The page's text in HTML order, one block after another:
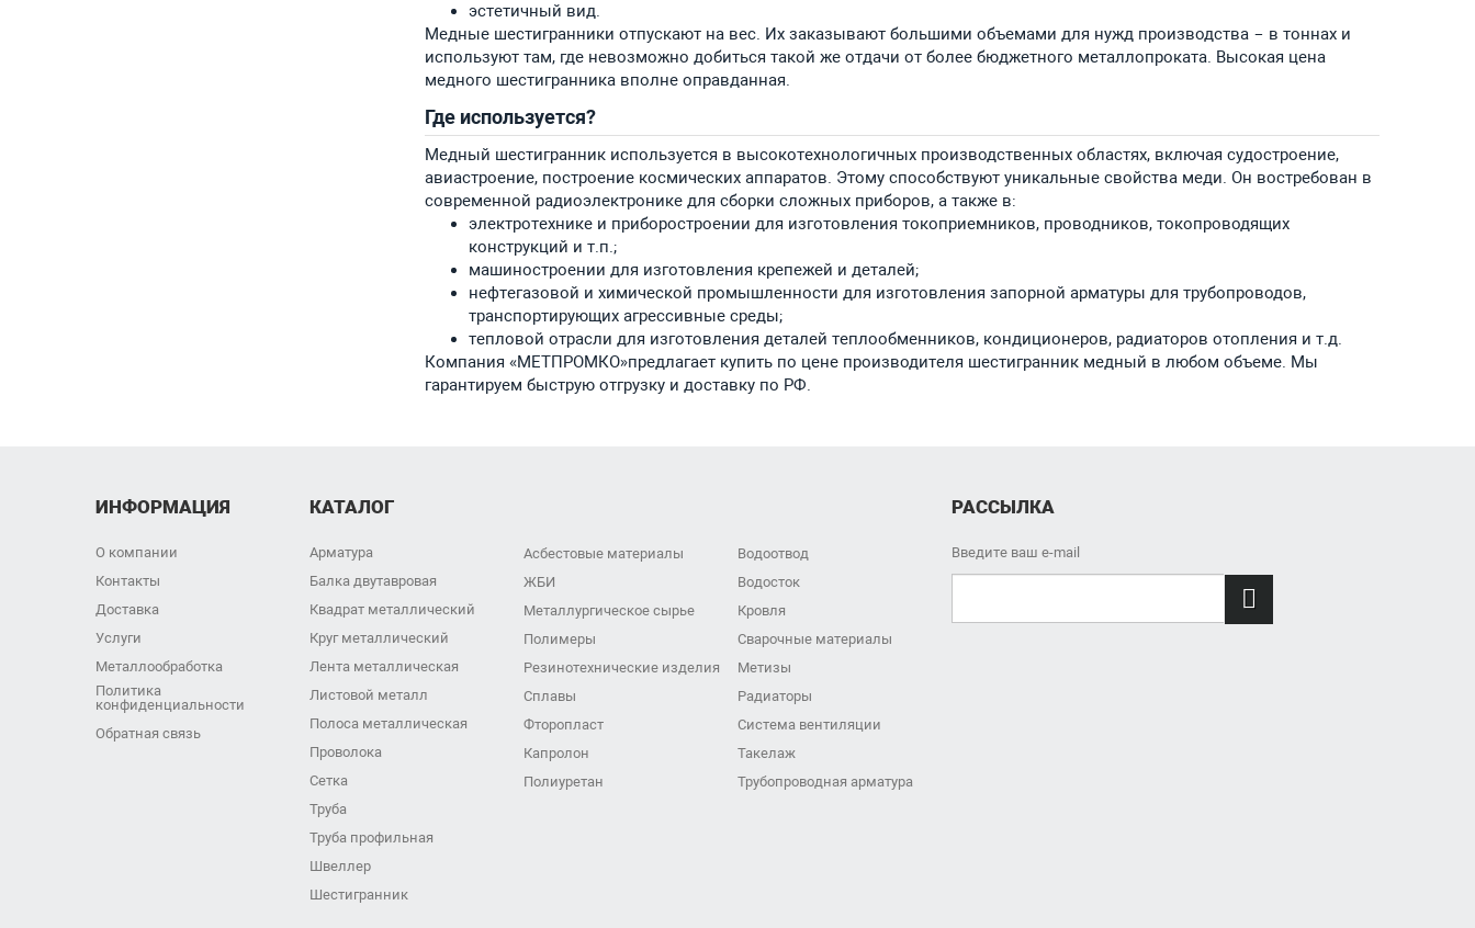
эстетичный вид.
Медные шестигранники отпускают на вес. Их заказывают большими объемами для нужд производства – в тоннах и
используют там, где невозможно добиться такой же отдачи от более бюджетного металлопроката. Высокая цена
медного шестигранника вполне оправданная.
Где используется?
Медный шестигранник используется в высокотехнологичных производственных областях, включая судостроение,
авиастроение, построение космических аппаратов. Этому способствуют уникальные свойства меди. Он востребован в
современной радиоэлектронике для сборки сложных приборов, а также в:
электротехнике и приборостроении для изготовления токоприемников, проводников, токопроводящих
конструкций и т.п.;
машиностроении для изготовления крепежей и деталей;
нефтегазовой и химической промышленности для изготовления запорной арматуры для трубопроводов,
транспортирующих агрессивные среды;
тепловой отрасли для изготовления деталей теплообменников, кондиционеров, радиаторов отопления и т.д.
Компания «МЕТПРОМКО»предлагает купить по цене производителя шестигранник медный в любом объеме. Мы
гарантируем быструю отгрузку и доставку по РФ.
ИНФОРМАЦИЯ
О компании
Контакты
Доставка
Услуги
Металлообработка
Политика
конфиденциальности
Обратная связь
КАТАЛОГ
Арматура
Балка двутавровая
Квадрат металлический
Круг металлический
Лента металлическая
Листовой металл
Полоса металлическая
Проволока
Сетка
Труба
Труба профильная
Швеллер
Шестигранник
Асбестовые материалы
ЖБИ
Металлургическое сырье
Полимеры
Резинотехнические изделия
Сплавы
Фторопласт
Капролон
Полиуретан
Водоотвод
Водосток
Кровля
Сварочные материалы
Метизы
Радиаторы
Система вентиляции
Такелаж
Трубопроводная арматура
РАССЫЛКА
Введите ваш e-mail
